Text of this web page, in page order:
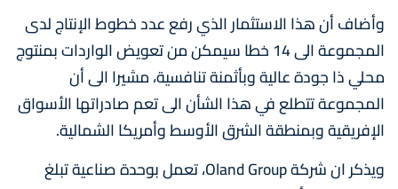
وأضاف أن هذا الاستثمار الذي رفع عدد خطوط الإنتاج لدى
المجموعة الى 14 خطا سيمكن من تعويض الواردات بمنتوج
محلي ذا جودة عالية وبأثمنة تنافسية، مشيرا الى أن
المجموعة تتطلع في هذا الشأن الى تعم صادراتها الأسواق
الإفريقية وبمنطقة الشرق الأوسط وأمريكا الشمالية.
ويذكر ان شركة Oland Group، تعمل بوحدة صناعية تبلغ